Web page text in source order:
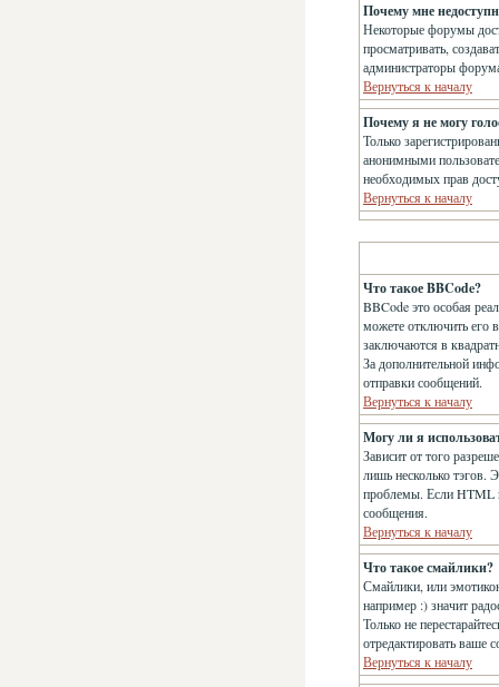
Почему мне
Некоторые форумы
просматривать,
администраторы
Вернуться к началу
Почему я не могу
Только
анонимными
необходимых прав
Вернуться к началу
Что такое BBCode?
BBCode это особая
можете отключить его
заключаются в
За дополнительной
отправки сообщений.
Вернуться к началу
Могу ли я
Зависит от того
лишь несколько тэгов.
проблемы. Если HTML
сообщения.
Вернуться к началу
Что такое смайлики?
Смайлики, или
например :) значит
Только не
отредактировать ваше
Вернуться к началу